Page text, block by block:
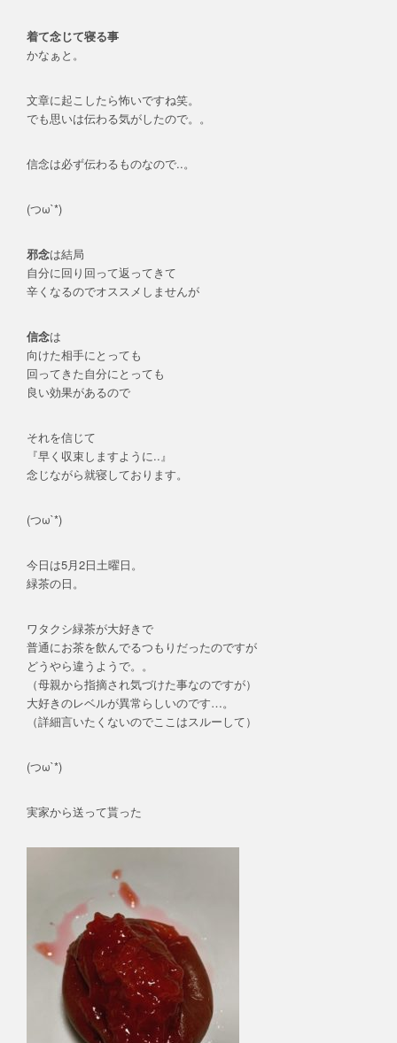
着て念じて寝る事
かなぁと。
文章に起こしたら怖いですね笑。
でも思いは伝わる気がしたので。。
信念は必ず伝わるものなので..。
(つω`*)
邪念は結局
自分に回り回って返ってきて
辛くなるのでオススメしませんが
信念は
向けた相手にとっても
回ってきた自分にとっても
良い効果があるので
それを信じて
『早く収束しますように..』
念じながら就寝しております。
(つω`*)
今日は5月2日土曜日。
緑茶の日。
ワタクシ緑茶が大好きで
普通にお茶を飲んでるつもりだったのですが
どうやら違うようで。。
（母親から指摘され気づけた事なのですが）
大好きのレベルが異常らしいのです…。
（詳細言いたくないのでここはスルーして）
(つω`*)
実家から送って貰った